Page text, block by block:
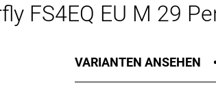
FS4EQ EU M 29
VARIANTEN ANSEHEN